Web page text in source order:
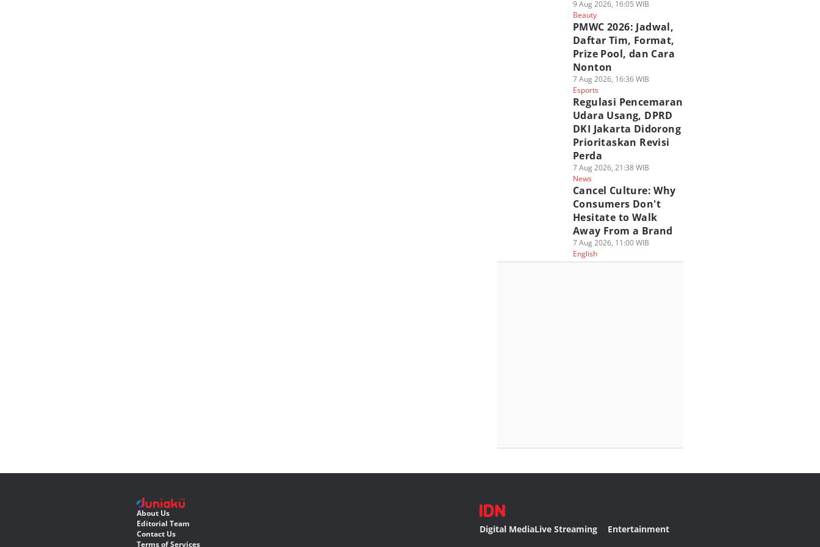
9 Aug 2026, 16:05 WIB
Beauty
PMWC 2026: Jadwal,
Daftar Tim, Format,
Prize Pool, dan Cara
Nonton
7 Aug 2026, 16:36 WIB
Esports
Regulasi Pencemaran
Udara Usang, DPRD
DKI Jakarta Didorong
Prioritaskan Revisi
Perda
7 Aug 2026, 21:38 WIB
News
Cancel Culture: Why
Consumers Don't
Hesitate to Walk
Away From a Brand
7 Aug 2026, 11:00 WIB
English
About Us
Editorial Team
Contact Us
Terms of Services
Digital MediaLive Streaming Entertainment